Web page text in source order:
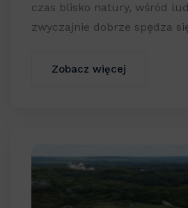
czas blisko natury, wśród
zwyczajnie dobrze spędza
Zobacz więcej